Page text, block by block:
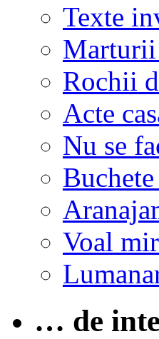
Texte
Marturii
Rochii
Acte
Nu se
Voal
… de